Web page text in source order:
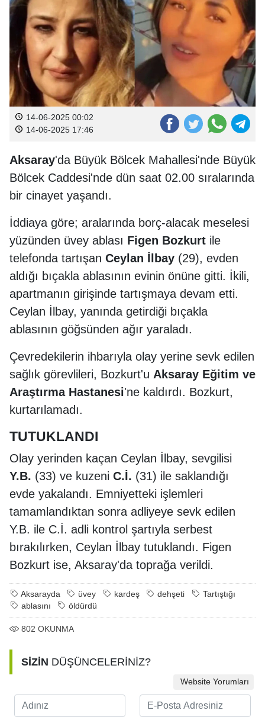
14-06-2025 00:02
14-06-2025 17:46
Aksaray'da Büyük Bölcek Mahallesi'nde Büyük
Bölcek Caddesi'nde dün saat 02.00 sıralarında
bir cinayet yaşandı.
İddiaya göre; aralarında borç-alacak meselesi
yüzünden üvey ablası Figen Bozkurt ile
telefonda tartışan Ceylan İlbay (29), evden
aldığı bıçakla ablasının evinin önüne gitti. İkili,
apartmanın girişinde tartışmaya devam etti.
Ceylan İlbay, yanında getirdiği bıçakla
ablasının göğsünden ağır yaraladı.
Çevredekilerin ihbarıyla olay yerine sevk edilen
sağlık görevlileri, Bozkurt'u Aksaray Eğitim ve
Araştırma Hastanesi'ne kaldırdı. Bozkurt,
kurtarılamadı.
TUTUKLANDI
Olay yerinden kaçan Ceylan İlbay, sevgilisi
Y.B. (33) ve kuzeni C.İ. (31) ile saklandığı
evde yakalandı. Emniyetteki işlemleri
tamamlandıktan sonra adliyeye sevk edilen
Y.B. ile C.İ. adli kontrol şartıyla serbest
bırakılırken, Ceylan İlbay tutuklandı. Figen
Bozkurt ise, Aksaray'da toprağa verildi.
Aksarayda üvey kardeş dehşeti
Tartıştığı
ablasını
öldürdü
802 OKUNMA
SİZİN DÜŞÜNCELERİNİZ?
Website Yorumları